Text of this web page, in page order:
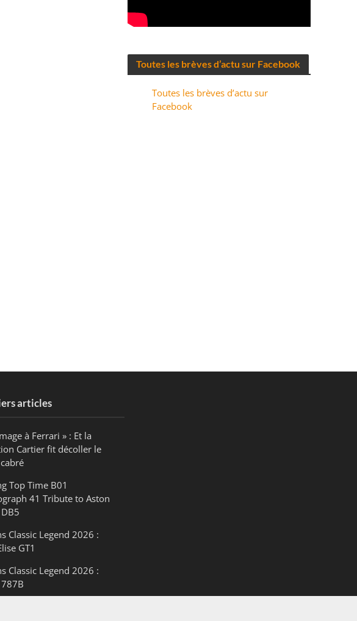
Toutes les brèves d’actu sur Facebook
Toutes les brèves d’actu sur
Facebook
articles
à Ferrari » : Et la
Cartier fit décoller le
Top Time B01
41 Tribute to Aston
Classic Legend 2026 :
GT1
Classic Legend 2026 :